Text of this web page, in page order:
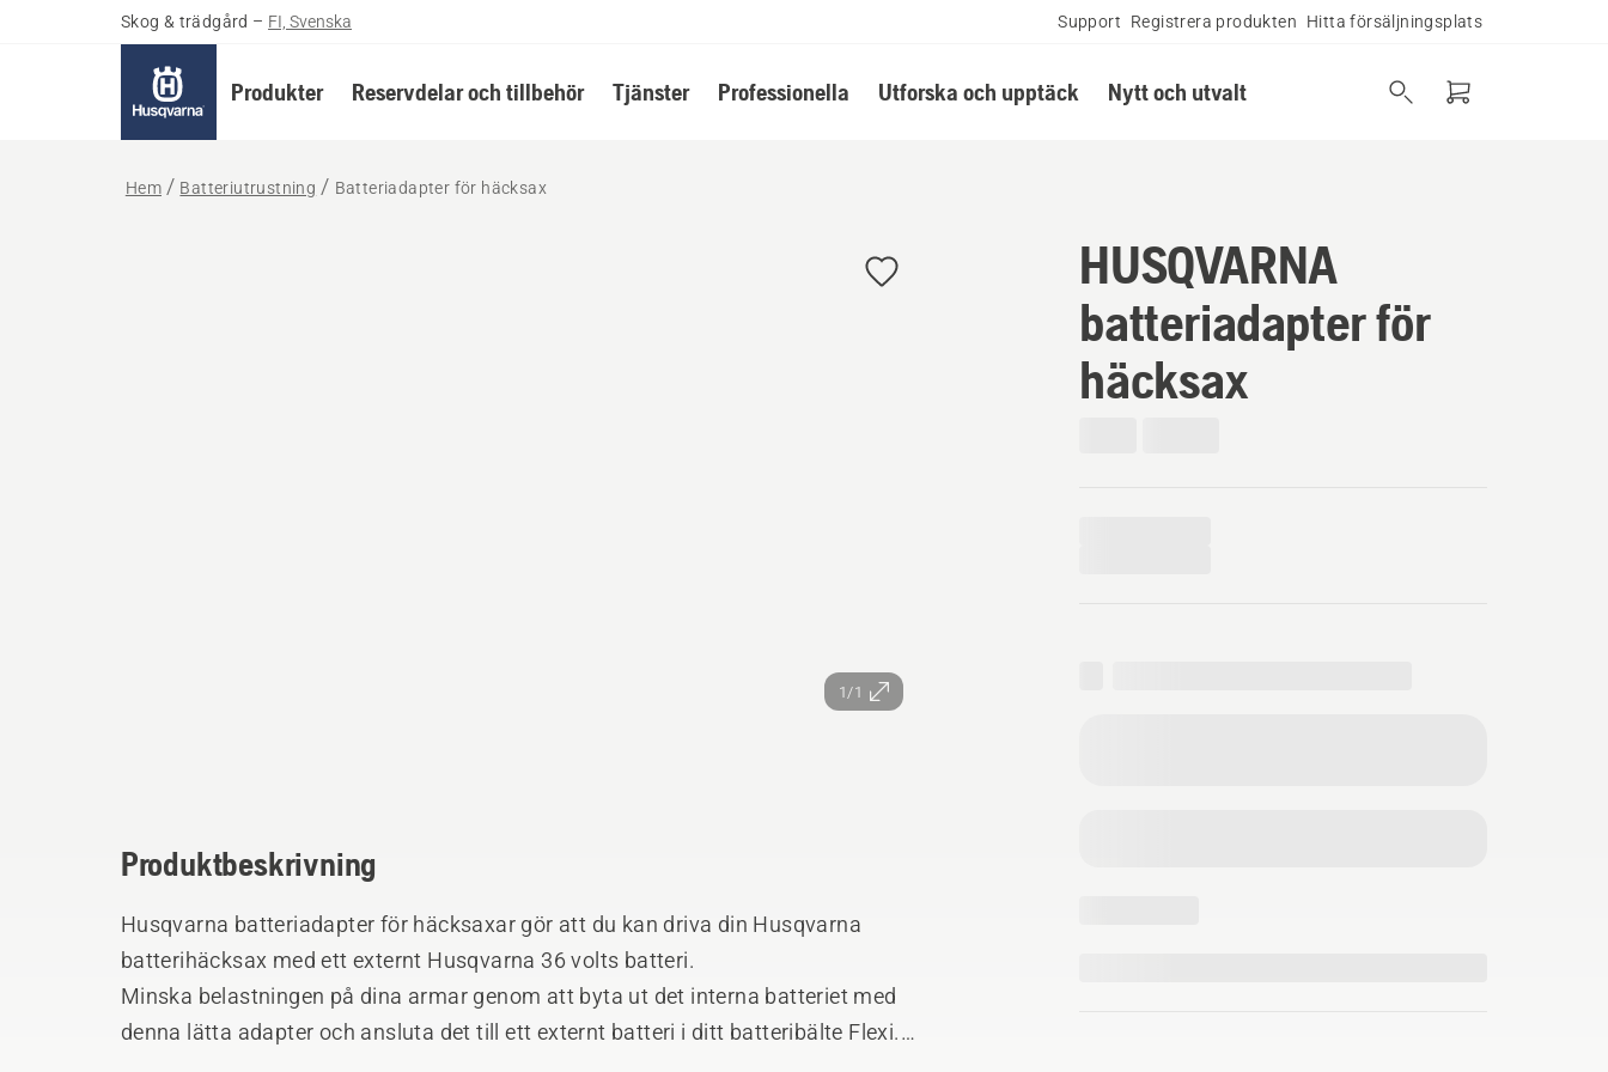
Skog & trädgård – FI, Svenska Support Registrera produkten Hitta försäljningsplats
Produkter Reservdelar och tillbehör Tjänster Professionella Utforska och upptäck Nytt och utvalt
Hem Batteriutrustning Batteriadapter för häcksax
1/1
HUSQVARNA
batteriadapter för
häcksax
Produktbeskrivning
Husqvarna batteriadapter för häcksaxar gör att du kan driva din Husqvarna
batterihäcksax med ett externt Husqvarna 36 volts batteri.
Minska belastningen på dina armar genom att byta ut det interna batteriet med
denna lätta adapter och ansluta det till ett externt batteri i ditt batteribälte Flexi.